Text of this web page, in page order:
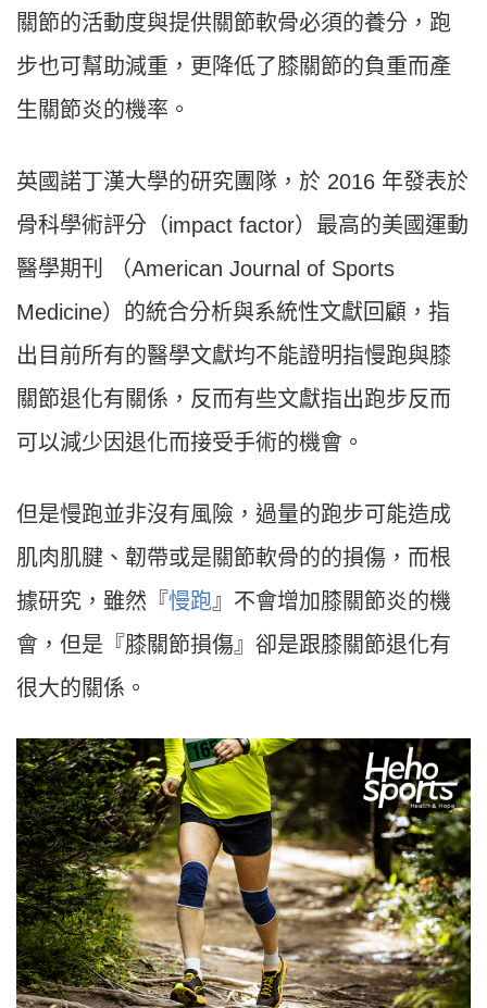
關節的活動度與提供關節軟骨必須的養分，跑
步也可幫助減重，更降低了膝關節的負重而產
生關節炎的機率。
英國諾丁漢大學的研究團隊，於 2016 年發表於
骨科學術評分（impact factor）最高的美國運動
醫學期刊 （American Journal of Sports
Medicine）的統合分析與系統性文獻回顧，指
出目前所有的醫學文獻均不能證明指慢跑與膝
關節退化有關係，反而有些文獻指出跑步反而
可以減少因退化而接受手術的機會。
但是慢跑並非沒有風險，過量的跑步可能造成
肌肉肌腱、韌帶或是關節軟骨的的損傷，而根
據研究，雖然『慢跑』不會增加膝關節炎的機
會，但是『膝關節損傷』卻是跟膝關節退化有
很大的關係。